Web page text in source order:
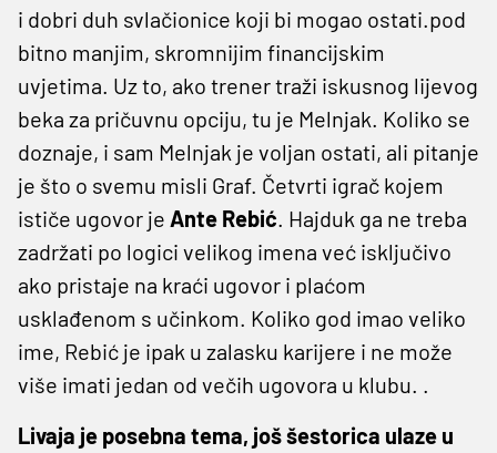
i dobri duh svlačionice koji bi mogao ostati.pod
bitno manjim, skromnijim financijskim
uvjetima. Uz to, ako trener traži iskusnog lijevog
beka za pričuvnu opciju, tu je Melnjak. Koliko se
doznaje, i sam Melnjak je voljan ostati, ali pitanje
je što o svemu misli Graf. Četvrti igrač kojem
ističe ugovor je Ante Rebić. Hajduk ga ne treba
zadržati po logici velikog imena već isključivo
ako pristaje na kraći ugovor i plaćom
usklađenom s učinkom. Koliko god imao veliko
ime, Rebić je ipak u zalasku karijere i ne može
više imati jedan od večih ugovora u klubu. .
Livaja je posebna tema, još šestorica ulaze u